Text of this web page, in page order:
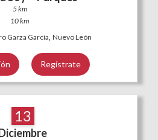
5 km
10 km
Garza García, Nuevo León
Regístrate
13